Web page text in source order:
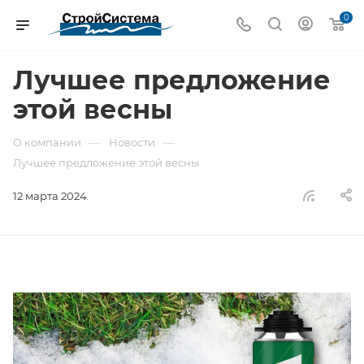
0
Лучшее предложение
этой весны
О компании — Новости —
Лучшее предложение этой весны
12 марта 2024